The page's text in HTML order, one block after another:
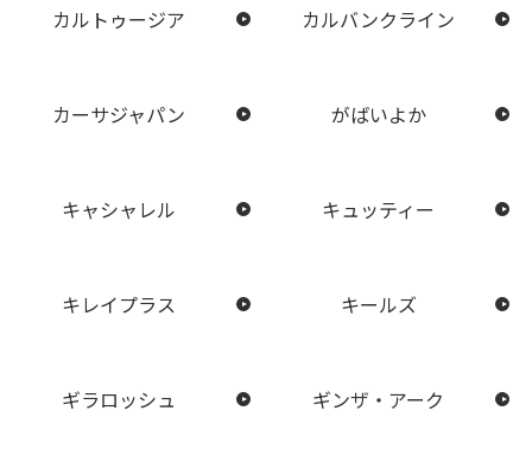
カルトゥージア カルバンクライン
カーサジャパン がばいよか
キャシャレル キュッティー
キレイプラス キールズ
ギラロッシュ ギンザ・アーク